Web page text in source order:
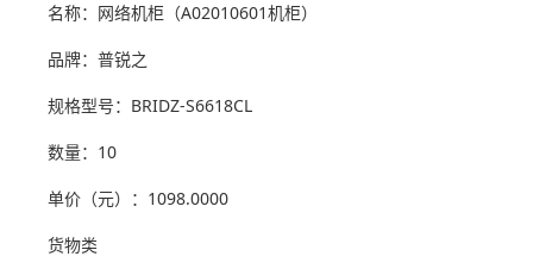
名称：网络机柜（A02010601机柜）
品牌：普锐之
规格型号：BRIDZ-S6618CL
数量：10
单价（元）：1098.0000
货物类